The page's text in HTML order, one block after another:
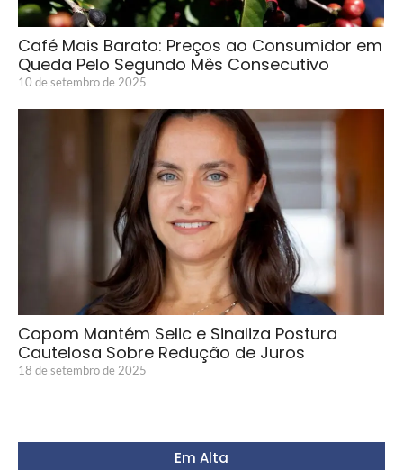
Café Mais Barato: Preços ao Consumidor em
Queda Pelo Segundo Mês Consecutivo
10 de setembro de 2025
Copom Mantém Selic e Sinaliza Postura
Cautelosa Sobre Redução de Juros
18 de setembro de 2025
Em Alta